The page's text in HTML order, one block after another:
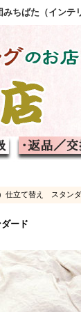
ちばた（インテ
仕立て替え スタ
ダード